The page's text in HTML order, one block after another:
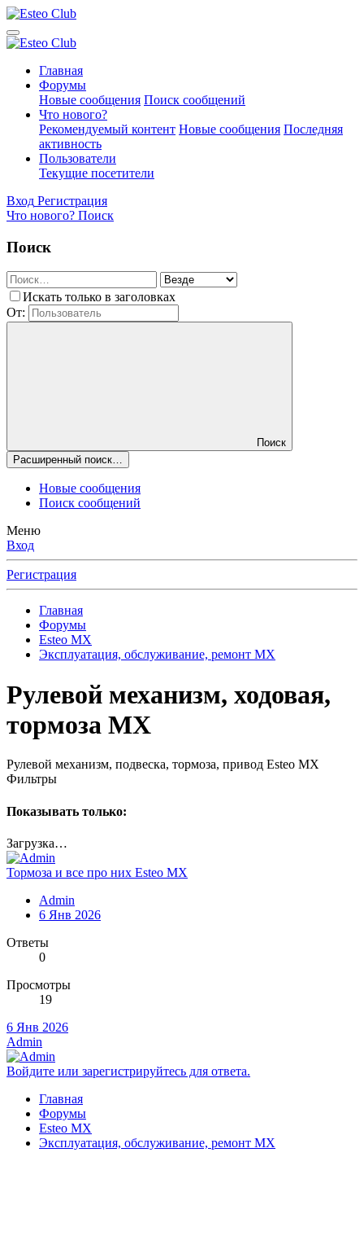
Главная
Форумы
Новые сообщения Поиск сообщений
Что нового?
Рекомендуемый контент Новые сообщения Последняя
активность
Пользователи
Текущие посетители
Вход Регистрация
Что нового? Поиск
Поиск
Искать только в заголовках
От:
Поиск
Расширенный поиск…
Новые сообщения
Поиск сообщений
Меню
Вход
Регистрация
Главная
Форумы
Esteo MX
Эксплуатация, обслуживание, ремонт MX
Рулевой механизм, ходовая,
тормоза MX
Рулевой механизм, подвеска, тормоза, привод Esteo MX
Фильтры
Показывать только:
Загрузка…
Тормоза и все про них Esteo MX
Admin
6 Янв 2026
Ответы
0
Просмотры
19
6 Янв 2026
Admin
Войдите или зарегистрируйтесь для ответа.
Главная
Форумы
Esteo MX
Эксплуатация, обслуживание, ремонт MX